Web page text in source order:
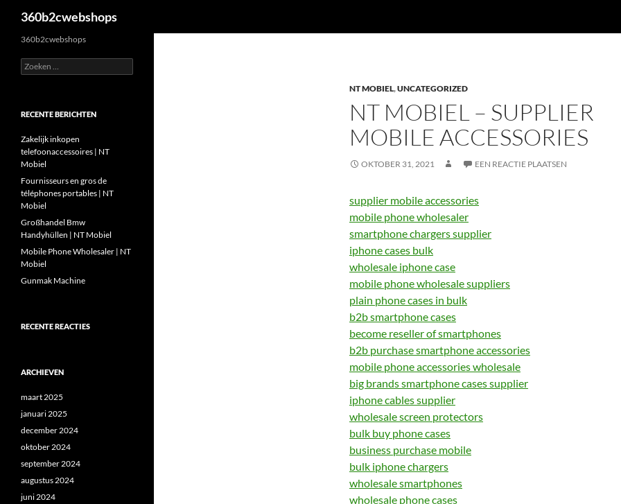
360b2cwebshops
NT MOBIEL,UNCATEGORIZED
NT MOBIEL – SUPPLIER
MOBILE ACCESSORIES
OKTOBER 31, 2021 EEN REACTIE PLAATSEN
supplier mobile accessories
mobile phone wholesaler
smartphone chargers supplier
iphone cases bulk
wholesale iphone case
mobile phone wholesale suppliers
plain phone cases in bulk
b2b smartphone cases
become reseller of smartphones
b2b purchase smartphone accessories
mobile phone accessories wholesale
big brands smartphone cases supplier
iphone cables supplier
wholesale screen protectors
bulk buy phone cases
business purchase mobile
bulk iphone chargers
wholesale smartphones
wholesale phone cases
360b2cwebshops
Zoeken
naar:
RECENTE BERICHTEN
Zakelijk inkopen
telefoonaccessoires | NT
Mobiel
Fournisseurs en gros de
téléphones portables | NT
Mobiel
Großhandel Bmw
Handyhüllen | NT Mobiel
Mobile Phone Wholesaler | NT
Mobiel
Gunmak Machine
RECENTE REACTIES
ARCHIEVEN
maart 2025
januari 2025
december 2024
oktober 2024
september 2024
augustus 2024
juni 2024